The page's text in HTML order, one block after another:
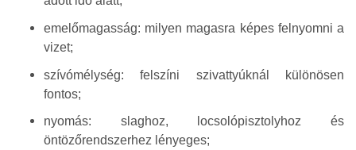
emelőmagasság: milyen magasra képes felnyomni a
vizet;
szívómélység: felszíni szivattyúknál különösen
fontos;
nyomás: slaghoz, locsolópisztolyhoz és
öntözőrendszerhez lényeges;